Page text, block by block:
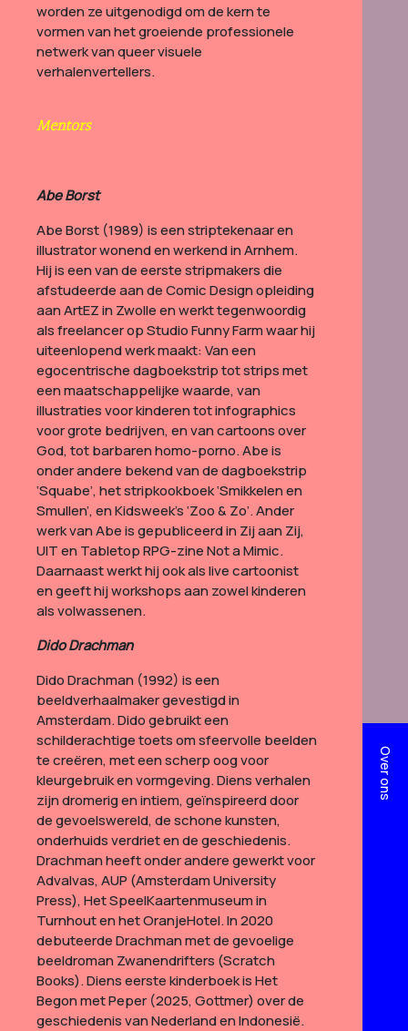
worden ze uitgenodigd om de kern te
vormen van het groeiende professionele
netwerk van queer visuele
verhalenvertellers.
Mentors
Abe Borst
Abe Borst (1989) is een striptekenaar en
illustrator wonend en werkend in Arnhem.
Hij is een van de eerste stripmakers die
afstudeerde aan de Comic Design opleiding
aan ArtEZ in Zwolle en werkt tegenwoordig
als freelancer op Studio Funny Farm waar hij
uiteenlopend werk maakt: Van een
egocentrische dagboekstrip tot strips met
een maatschappelijke waarde, van
illustraties voor kinderen tot infographics
voor grote bedrijven, en van cartoons over
God, tot barbaren homo-porno.Abe is
onder andere bekend van de dagboekstrip
‘Squabe’, het stripkookboek ‘Smikkelen en
Smullen’, en Kidsweek’s ‘Zoo & Zo’. Ander
werk van Abe is gepubliceerd in Zij aan Zij,
UIT en Tabletop RPG-zine Not a Mimic.
Daarnaast werkt hij ook als live cartoonist
en geeft hij workshops aan zowel kinderen
als volwassenen.
Dido Drachman
Dido Drachman (1992) is een
beeldverhaalmaker gevestigd in
Amsterdam.Dido gebruikt een
schilderachtige toets om sfeervolle beelden
te creëren, met een scherp oog voor
kleurgebruik en vormgeving. Diens verhalen
zijn dromerig en intiem, geïnspireerd door
de gevoelswereld, de schone kunsten,
onderhuids verdriet en de geschiedenis.
Drachman heeft onder andere gewerkt voor
Advalvas, AUP (Amsterdam University
Press), Het SpeelKaartenmuseum in
Turnhout en het OranjeHotel.In 2020
debuteerde Drachman met de gevoelige
beeldroman Zwanendrifters (Scratch
Books). Diens eerste kinderboek is Het
Begon met Peper (2025, Gottmer) over de
geschiedenis van Nederland en Indonesië.
Over ons